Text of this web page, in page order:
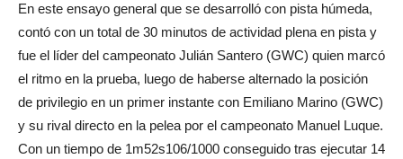
En este ensayo general que se desarrolló con pista húmeda,
contó con un total de 30 minutos de actividad plena en pista y
fue el líder del campeonato Julián Santero (GWC) quien marcó
el ritmo en la prueba, luego de haberse alternado la posición
de privilegio en un primer instante con Emiliano Marino (GWC)
y su rival directo en la pelea por el campeonato Manuel Luque.
Con un tiempo de 1m52s106/1000 conseguido tras ejecutar 14